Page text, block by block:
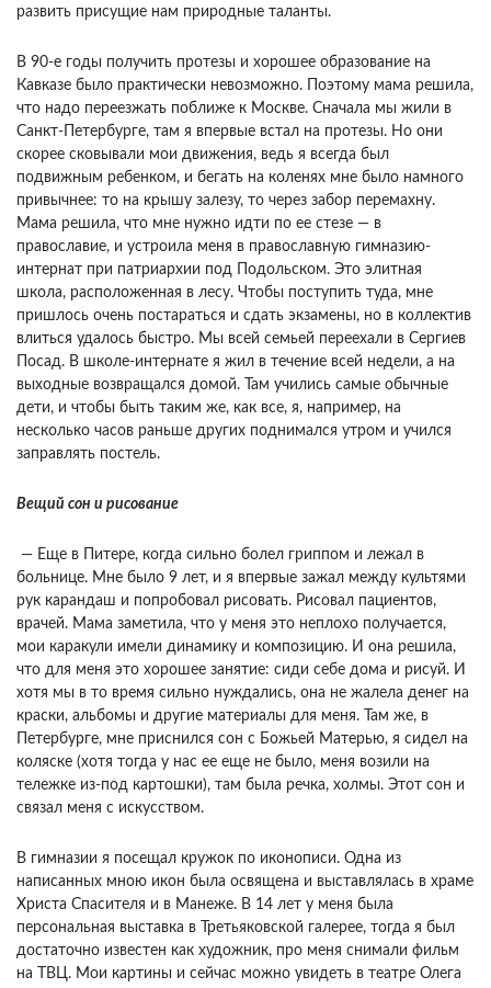
развить присущие нам природные таланты.
В 90-е годы получить протезы и хорошее образование на
Кавказе было практически невозможно. Поэтому мама решила,
что надо переезжать поближе к Москве. Сначала мы жили в
Санкт-Петербурге, там я впервые встал на протезы. Но они
скорее сковывали мои движения, ведь я всегда был
подвижным ребенком, и бегать на коленях мне было намного
привычнее: то на крышу залезу, то через забор перемахну.
Мама решила, что мне нужно идти по ее стезе — в
православие, и устроила меня в православную гимназию-
интернат при патриархии под Подольском. Это элитная
школа, расположенная в лесу. Чтобы поступить туда, мне
пришлось очень постараться и сдать экзамены, но в коллектив
влиться удалось быстро. Мы всей семьей переехали в Сергиев
Посад. В школе-интернате я жил в течение всей недели, а на
выходные возвращался домой. Там учились самые обычные
дети, и чтобы быть таким же, как все, я, например, на
несколько часов раньше других поднимался утром и учился
заправлять постель.
Вещий сон и рисование
— Еще в Питере, когда сильно болел гриппом и лежал в
больнице. Мне было 9 лет, и я впервые зажал между культями
рук карандаш и попробовал рисовать. Рисовал пациентов,
врачей. Мама заметила, что у меня это неплохо получается,
мои каракули имели динамику и композицию. И она решила,
что для меня это хорошее занятие: сиди себе дома и рисуй. И
хотя мы в то время сильно нуждались, она не жалела денег на
краски, альбомы и другие материалы для меня. Там же, в
Петербурге, мне приснился сон с Божьей Матерью, я сидел на
коляске (хотя тогда у нас ее еще не было, меня возили на
тележке из-под картошки), там была речка, холмы. Этот сон и
связал меня с искусством.
В гимназии я посещал кружок по иконописи. Одна из
написанных мною икон была освящена и выставлялась в храме
Христа Спасителя и в Манеже. В 14 лет у меня была
персональная выставка в Третьяковской галерее, тогда я был
достаточно известен как художник, про меня снимали фильм
на ТВЦ. Мои картины и сейчас можно увидеть в театре Олега